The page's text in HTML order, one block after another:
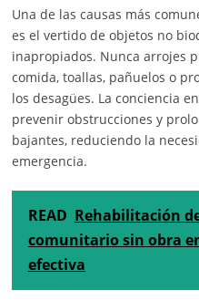
Una de las causas más
es el vertido de objetos no
inapropiados. Nunca arrojes
comida, toallas, pañuelos o
los desagües. La conciencia
prevenir obstrucciones y
bajantes, reduciendo la
emergencia.
READ Rehabilitación
comunitario sin obra
efectiva